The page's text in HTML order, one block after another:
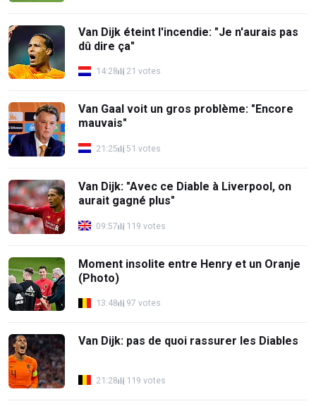
Van Dijk éteint l'incendie: "Je n'aurais pas
dû dire ça"
14:28 21 votes
Van Gaal voit un gros problème: "Encore
mauvais"
21:25 51 votes
Van Dijk: "Avec ce Diable à Liverpool, on
aurait gagné plus"
09:57 119 votes
Moment insolite entre Henry et un Oranje
(Photo)
13:48 97 votes
Van Dijk: pas de quoi rassurer les Diables
21:28 119 votes